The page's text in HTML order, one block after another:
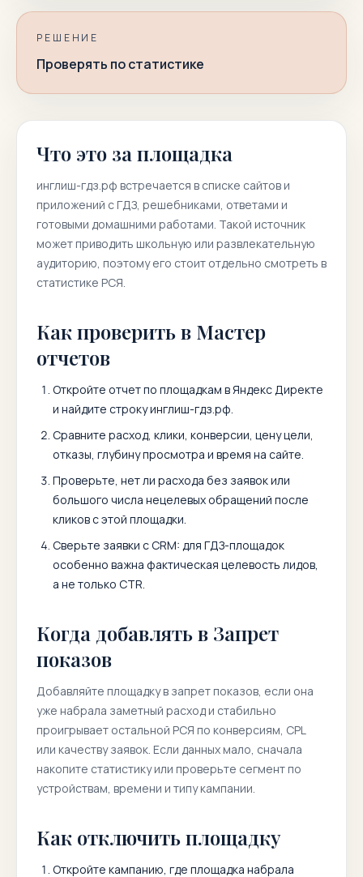
РЕШЕНИЕ
Проверять по статистике
Что это за площадка
инглиш-гдз.рф встречается в списке сайтов и
приложений с ГДЗ, решебниками, ответами и
готовыми домашними работами. Такой источник
может приводить школьную или развлекательную
аудиторию, поэтому его стоит отдельно смотреть в
статистике РСЯ.
Как проверить в Мастер
отчетов
Откройте отчет по площадкам в Яндекс Директе
и найдите строкуинглиш-гдз.рф.
Сравните расход, клики, конверсии, цену цели,
отказы, глубину просмотра и время на сайте.
Проверьте, нет ли расхода без заявок или
большого числа нецелевых обращений после
кликов с этой площадки.
Сверьте заявки с CRM: для ГДЗ-площадок
особенно важна фактическая целевость лидов,
а не только CTR.
Когда добавлять в Запрет
показов
Добавляйте площадку в запрет показов, если она
уже набрала заметный расход и стабильно
проигрывает остальной РСЯ по конверсиям, CPL
или качеству заявок. Если данных мало, сначала
накопите статистику или проверьте сегмент по
устройствам, времени и типу кампании.
Как отключить площадку
Откройте кампанию, где площадка набрала